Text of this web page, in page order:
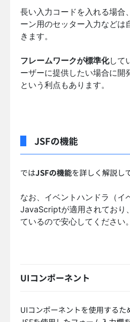
長い入力コードを入れる場合
ーン用のセッター入力などは
きます。
フレームワークが標準化して
ーザーに提供したい場合に開
という利点もあります。
JSFの機能
ではJSFの機能を詳しく解説し
なお、イベントハンドラ（イ
JavaScriptが適用されており
ているので安心してください。
UIコンポーネント
UIコンポーネントを使用するた